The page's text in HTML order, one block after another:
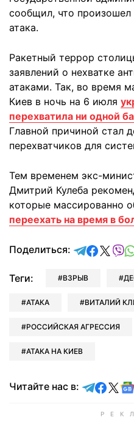
сообщил, что произошел
атака.
Ракетный террор
заявлений о нехватке
атаками. Так, во время
Киев в ночь на 6 июля
перехватила ни одной
Главной причиной стал
перехватчиков для
Тем временем экс-
Дмитрий Кулеба
которые массированно
переехать на время в
Поделиться:
Теги: ВЗРЫВ
АТАКА ВИТАЛИЙ
РОССИЙСКАЯ АГРЕССИЯ
АТАКА НА КИЕВ
Читайте нас в: